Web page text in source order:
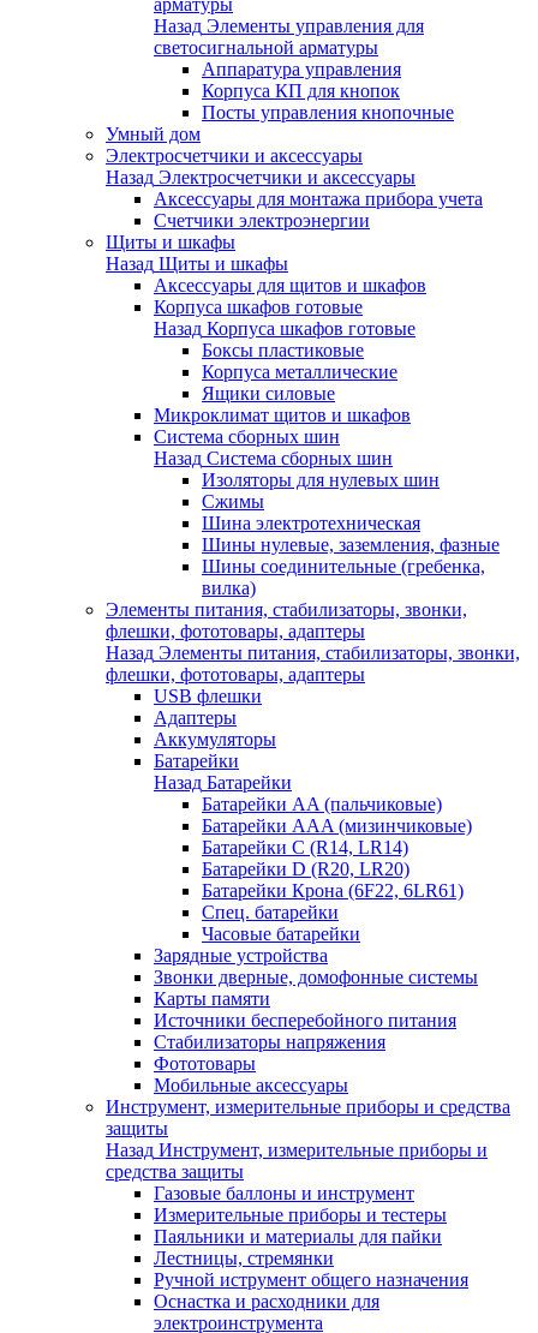
арматуры
Назад Элементы управления для
светосигнальной арматуры
Аппаратура управления
Корпуса КП для кнопок
Посты управления кнопочные
Умный дом
Электросчетчики и аксессуары
Назад Электросчетчики и аксессуары
Аксессуары для монтажа прибора учета
Счетчики электроэнергии
Щиты и шкафы
Назад Щиты и шкафы
Аксессуары для щитов и шкафов
Корпуса шкафов готовые
Назад Корпуса шкафов готовые
Боксы пластиковые
Корпуса металлические
Ящики силовые
Микроклимат щитов и шкафов
Система сборных шин
Назад Система сборных шин
Изоляторы для нулевых шин
Сжимы
Шина электротехническая
Шины нулевые, заземления, фазные
Шины соединительные (гребенка,
вилка)
Элементы питания, стабилизаторы, звонки,
флешки, фототовары, адаптеры
Назад Элементы питания, стабилизаторы, звонки,
флешки, фототовары, адаптеры
USB флешки
Адаптеры
Аккумуляторы
Батарейки
Назад Батарейки
Батарейки AA (пальчиковые)
Батарейки AAA (мизинчиковые)
Батарейки C (R14, LR14)
Батарейки D (R20, LR20)
Батарейки Крона (6F22, 6LR61)
Спец. батарейки
Часовые батарейки
Зарядные устройства
Звонки дверные, домофонные системы
Карты памяти
Источники бесперебойного питания
Стабилизаторы напряжения
Фототовары
Мобильные аксессуары
Инструмент, измерительные приборы и средства
защиты
Назад Инструмент, измерительные приборы и
средства защиты
Газовые баллоны и инструмент
Измерительные приборы и тестеры
Паяльники и материалы для пайки
Лестницы, стремянки
Ручной иструмент общего назначения
Оснастка и расходники для
электроинструмента